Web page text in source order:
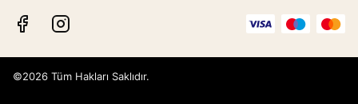
©2026 Tüm Hakları Saklıdır.